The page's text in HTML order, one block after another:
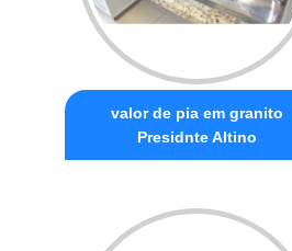
valor de pia em granito
Presidnte Altino